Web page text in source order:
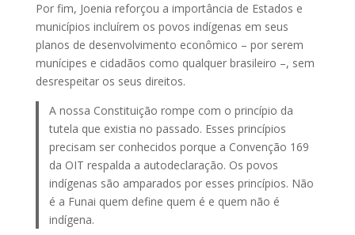
Por fim, Joenia reforçou a importância de Estados e
municípios incluírem os povos indígenas em seus
planos de desenvolvimento econômico – por serem
munícipes e cidadãos como qualquer brasileiro –, sem
desrespeitar os seus direitos.
A nossa Constituição rompe com o princípio da
tutela que existia no passado. Esses princípios
precisam ser conhecidos porque a Convenção 169
da OIT respalda a autodeclaração. Os povos
indígenas são amparados por esses princípios. Não
é a Funai quem define quem é e quem não é
indígena.